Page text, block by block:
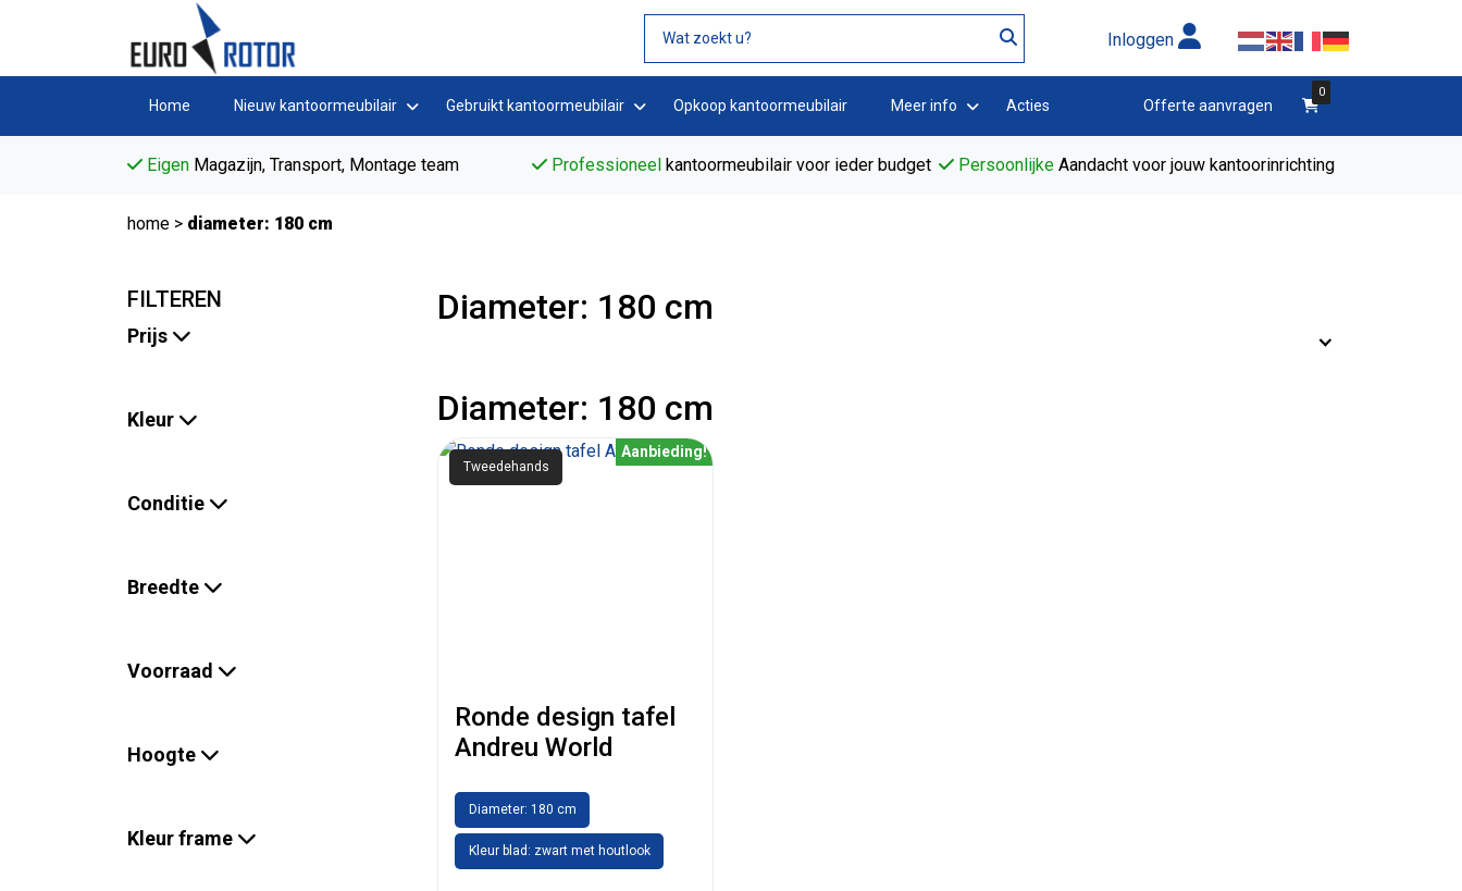
Inloggen
Home Nieuw kantoormeubilair Gebruikt kantoormeubilair Opkoop kantoormeubilair Meer info Acties winkelwagen
0
Offerte aanvragen
Eigen Magazijn, Transport, Montage team Professioneelkantoormeubilair voor ieder budget Persoonlijke Aandacht voor jouw kantoorinrichting
home > diameter: 180 cm
FILTEREN
Prijs
Kleur
Conditie
Breedte
Voorraad
Hoogte
Kleur frame
Diameter: 180 cm
Diameter: 180 cm
Aanbieding!
Tweedehands
Ronde design tafel
Andreu World
Diameter: 180 cm
Kleur blad: zwart met houtlook